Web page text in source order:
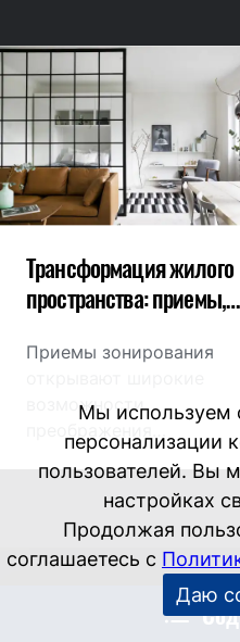
Трансформация жилого
пространства: приемы,
зонирования
Приемы зонирования
возможности
интерьера. Грамотное
разделение поможет
сделать даже студию
или однокомнатную
квартиру более
функциональной и
красивой. Приложив
Мы используем
персонализации
пользователей. Вы
настройках
Продолжая
соглашаетесь с
Даю